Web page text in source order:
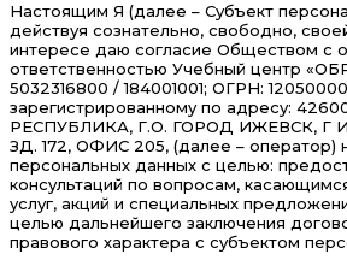
Настоящим Я (далее – Субъект
действуя сознательно, свободно,
интересе даю согласие Обществом с
ответственностью Учебный центр
5032316800 / 184001001; ОГРН:
зарегистрированному по адресу:
РЕСПУБЛИКА, Г.О. ГОРОД ИЖЕВСК, Г
ЗД. 172, ОФИС 205, (далее – оператор)
персональных данных с целью:
консультаций по вопросам,
услуг, акций и специальных
целью дальнейшего заключения
правового характера с субъектом